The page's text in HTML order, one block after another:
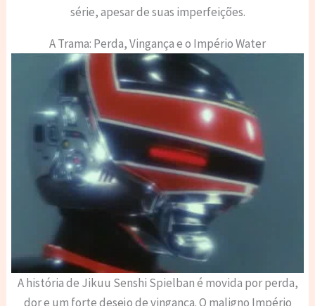
série, apesar de suas imperfeições.
A Trama: Perda, Vingança e o Império Water
A história de Jikuu Senshi Spielban é movida por perda,
dor e um forte desejo de vingança. O maligno Império